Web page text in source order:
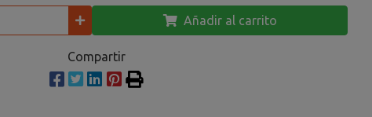
Añadir al carrito
Compartir